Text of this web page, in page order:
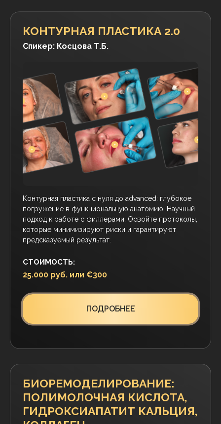
Ссылка на это место страницы:#catalog
ОНЛАЙН КУРСЫ
В MEDESTET
БОТУЛИНОТЕРАПИЯ 5.0
протоколы для безупречных результатов в
СТОИМОСТЬ:
30.000 руб. или €400